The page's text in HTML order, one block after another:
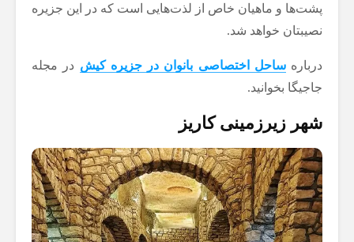
پشت‌ها و ماهیان خاص از لذت‌هایی است که در این جزیره
نصیبتان خواهد شد.
دربارهساحل اختصاصی بانوان در جزیره کیش در مجله
جاجیگا بخوانید.
شهر زیرزمینی کاریز